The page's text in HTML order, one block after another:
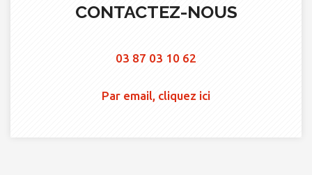
CONTACTEZ-NOUS
03 87 03 10 62
Par email, cliquez ici